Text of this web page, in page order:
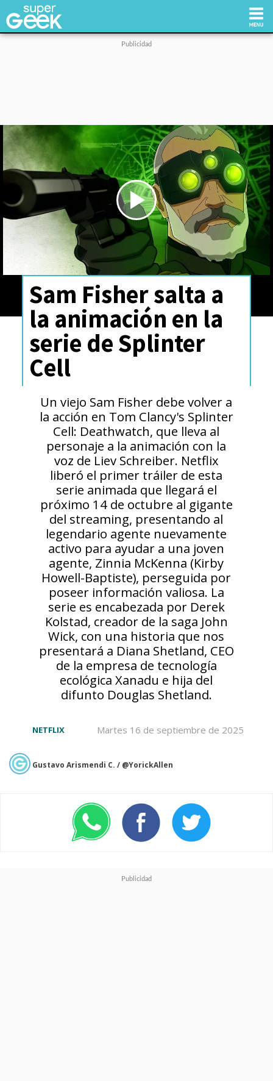
Tecnología
Videojuegos
Reviews
Cultura Pop
Streaming
Síguenos:
Play
Video
Sam Fisher salta a
la animación en la
serie de Splinter
Cell
Un viejo Sam Fisher debe volver a
la acción en Tom Clancy's Splinter
Cell: Deathwatch, que lleva al
personaje a la animación con la
voz de Liev Schreiber. Netflix
liberó el primer tráiler de esta
serie animada que llegará el
próximo 14 de octubre al gigante
del streaming, presentando al
legendario agente nuevamente
activo para ayudar a una joven
agente, Zinnia McKenna (Kirby
Howell-Baptiste), perseguida por
poseer información valiosa. La
serie es encabezada por Derek
Kolstad, creador de la saga John
Wick, con una historia que nos
presentará a Diana Shetland, CEO
de la empresa de tecnología
ecológica Xanadu e hija del
difunto Douglas Shetland.
Martes 16 de septiembre de 2025
NETFLIX
Gustavo Arismendi C. / @YorickAllen